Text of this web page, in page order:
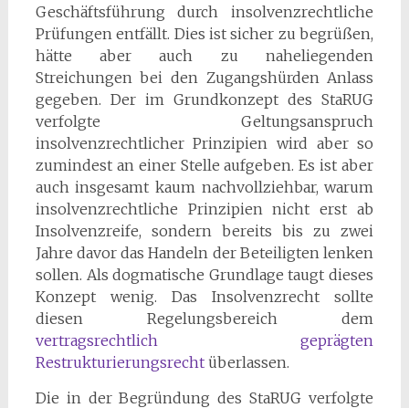
Geschäftsführung durch insolvenzrechtliche
Prüfungen entfällt. Dies ist sicher zu begrüßen,
hätte aber auch zu naheliegenden
Streichungen bei den Zugangshürden Anlass
gegeben. Der im Grundkonzept des StaRUG
verfolgte Geltungsanspruch
insolvenzrechtlicher Prinzipien wird aber so
zumindest an einer Stelle aufgeben. Es ist aber
auch insgesamt kaum nachvollziehbar, warum
insolvenzrechtliche Prinzipien nicht erst ab
Insolvenzreife, sondern bereits bis zu zwei
Jahre davor das Handeln der Beteiligten lenken
sollen. Als dogmatische Grundlage taugt dieses
Konzept wenig. Das Insolvenzrecht sollte
diesen Regelungsbereich dem
vertragsrechtlich geprägten
Restrukturierungsrechtüberlassen.
Die in der Begründung des StaRUG verfolgte